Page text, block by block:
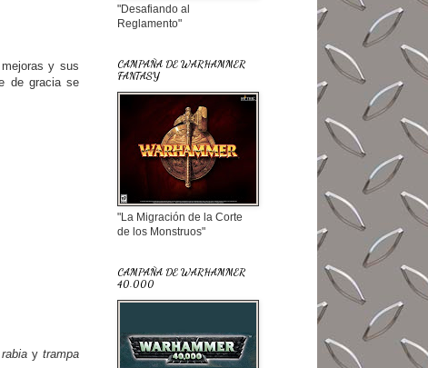
y sus
de gracia se
ytrampa
"Desafiando al
Reglamento"
CAMPAÑA DE WARHAMMER
FANTASY
"La Migración de la Corte
de los Monstruos"
CAMPAÑA DE WARHAMMER
40.000